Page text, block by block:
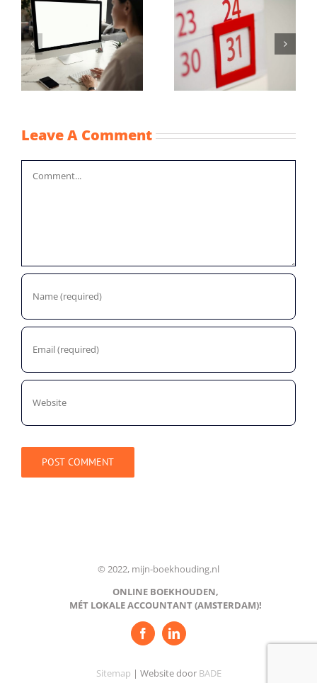
Vaststellingsaanvraag
NOW-1
Maximum
uurprijzen
2022
Leave A Comment
© 2022, mijn-boekhouding.nl
ONLINE BOEKHOUDEN,
MÉT LOKALE ACCOUNTANT (AMSTERDAM)!
Sitemap | Website door BADE